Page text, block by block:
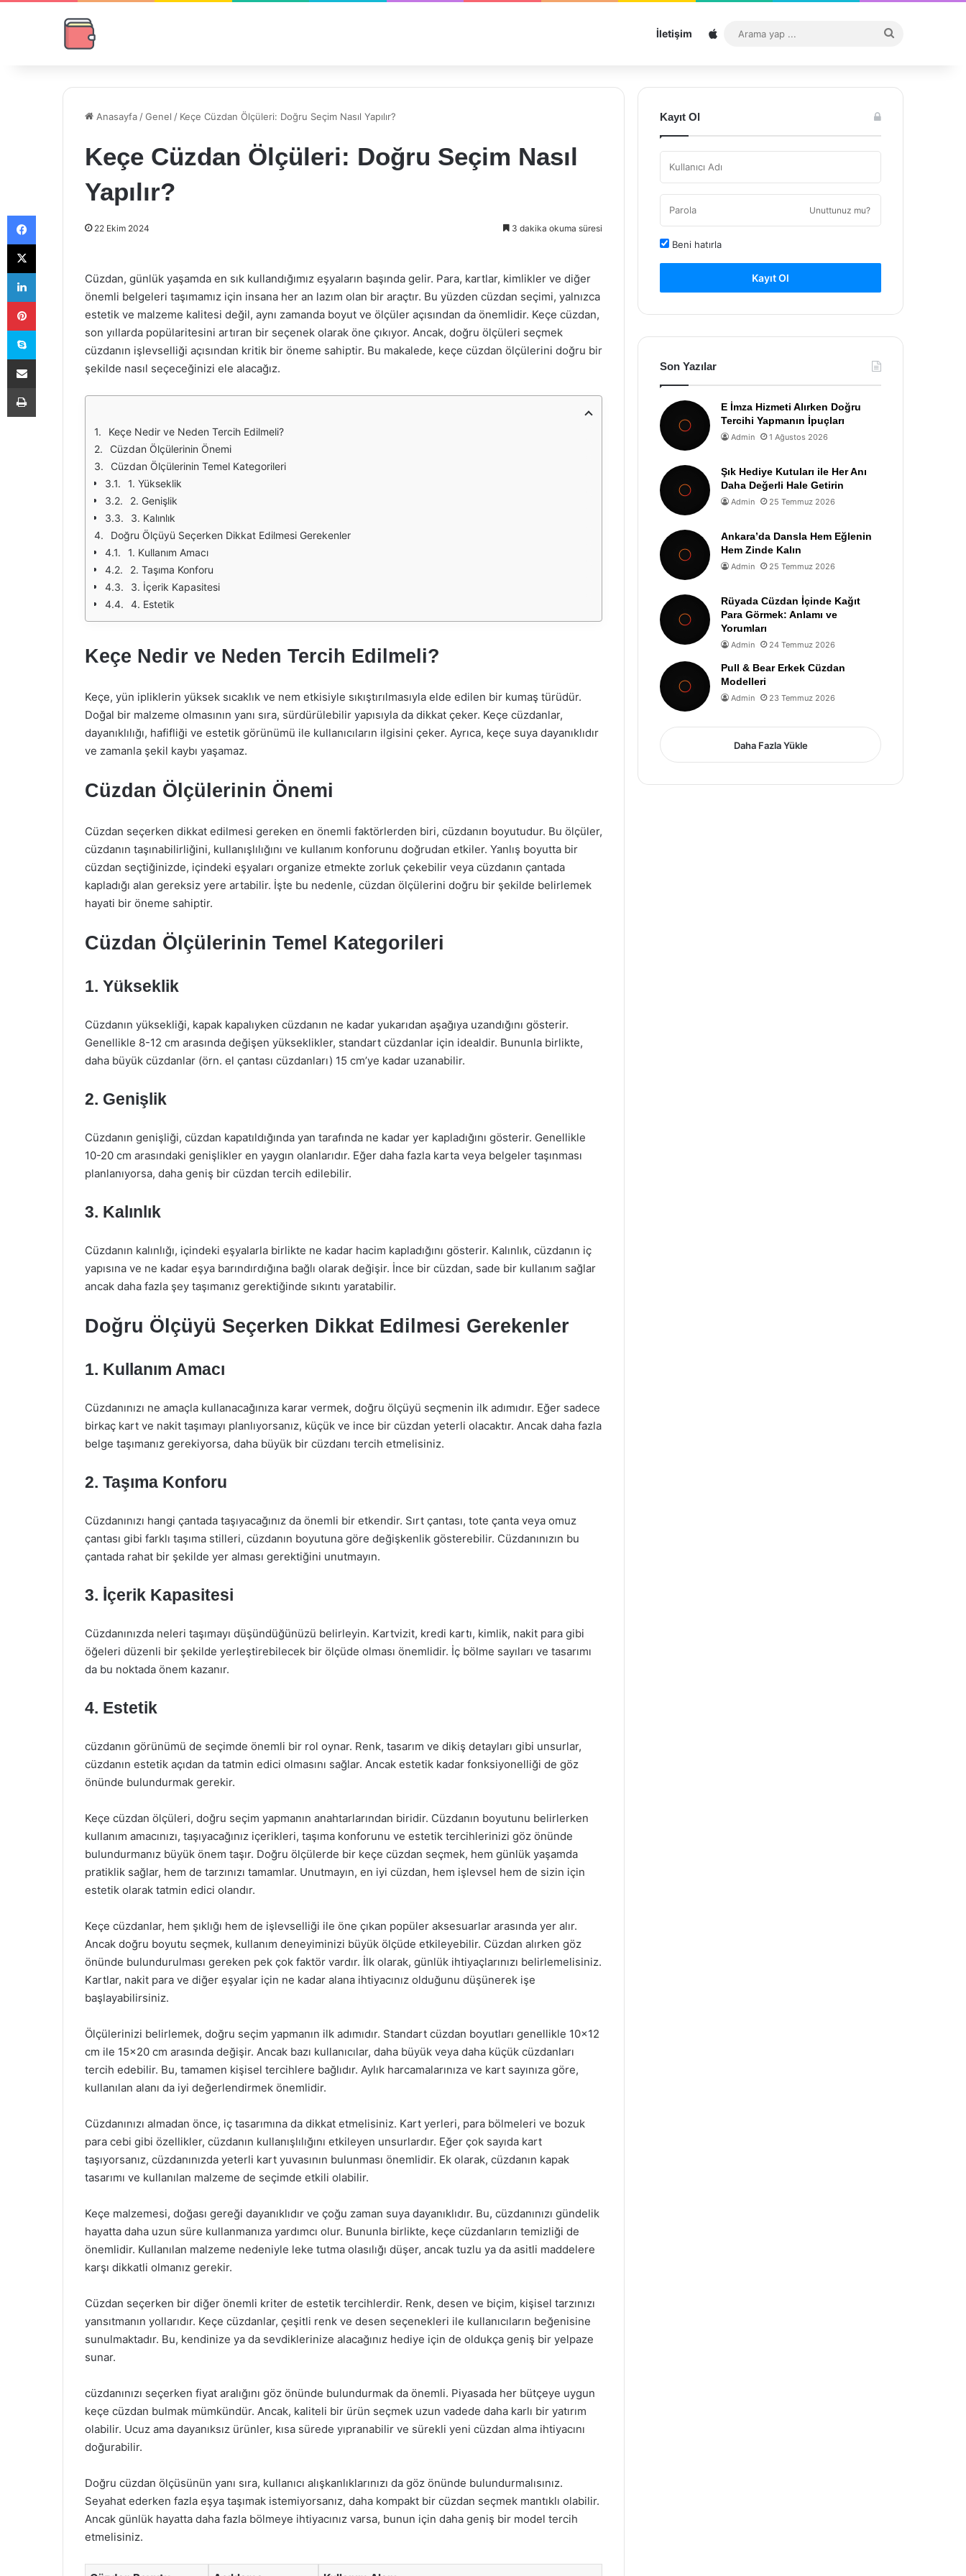
İletişim Sitemap
...
Anasayfa /Genel / Keçe Cüzdan Ölçüleri: Doğru Seçim Nasıl Yapılır?
Keçe Cüzdan Ölçüleri: Doğru Seçim Nasıl
Yapılır?
22 Ekim 2024 3 dakika okuma süresi
Cüzdan, günlük yaşamda en sık kullandığımız eşyaların başında gelir. Para, kartlar, kimlikler ve diğer
önemli belgeleri taşımamız için insana her an lazım olan bir araçtır. Bu yüzden cüzdan seçimi, yalnızca
estetik ve malzeme kalitesi değil, aynı zamanda boyut ve ölçüler açısından da önemlidir. Keçe cüzdan,
son yıllarda popülaritesini artıran bir seçenek olarak öne çıkıyor. Ancak, doğru ölçüleri seçmek
cüzdanın işlevselliği açısından kritik bir öneme sahiptir. Bu makalede, keçe cüzdan ölçülerini doğru bir
şekilde nasıl seçeceğinizi ele alacağız.
Keçe Nedir ve Neden Tercih Edilmeli?
Cüzdan Ölçülerinin Önemi
Cüzdan Ölçülerinin Temel Kategorileri
1. Yükseklik
2. Genişlik
3. Kalınlık
Doğru Ölçüyü Seçerken Dikkat Edilmesi Gerekenler
1. Kullanım Amacı
2. Taşıma Konforu
3. İçerik Kapasitesi
4. Estetik
Keçe Nedir ve Neden Tercih Edilmeli?
Keçe, yün ipliklerin yüksek sıcaklık ve nem etkisiyle sıkıştırılmasıyla elde edilen bir kumaş türüdür.
Doğal bir malzeme olmasının yanı sıra, sürdürülebilir yapısıyla da dikkat çeker. Keçe cüzdanlar,
dayanıklılığı, hafifliği ve estetik görünümü ile kullanıcıların ilgisini çeker. Ayrıca, keçe suya dayanıklıdır
ve zamanla şekil kaybı yaşamaz.
Cüzdan Ölçülerinin Önemi
Cüzdan seçerken dikkat edilmesi gereken en önemli faktörlerden biri, cüzdanın boyutudur. Bu ölçüler,
cüzdanın taşınabilirliğini, kullanışlılığını ve kullanım konforunu doğrudan etkiler. Yanlış boyutta bir
cüzdan seçtiğinizde, içindeki eşyaları organize etmekte zorluk çekebilir veya cüzdanın çantada
kapladığı alan gereksiz yere artabilir. İşte bu nedenle, cüzdan ölçülerini doğru bir şekilde belirlemek
hayati bir öneme sahiptir.
Cüzdan Ölçülerinin Temel Kategorileri
1. Yükseklik
Cüzdanın yüksekliği, kapak kapalıyken cüzdanın ne kadar yukarıdan aşağıya uzandığını gösterir.
Genellikle 8-12 cm arasında değişen yükseklikler, standart cüzdanlar için idealdir. Bununla birlikte,
daha büyük cüzdanlar (örn. el çantası cüzdanları) 15 cm’ye kadar uzanabilir.
2. Genişlik
Cüzdanın genişliği, cüzdan kapatıldığında yan tarafında ne kadar yer kapladığını gösterir. Genellikle
10-20 cm arasındaki genişlikler en yaygın olanlarıdır. Eğer daha fazla karta veya belgeler taşınması
planlanıyorsa, daha geniş bir cüzdan tercih edilebilir.
3. Kalınlık
Cüzdanın kalınlığı, içindeki eşyalarla birlikte ne kadar hacim kapladığını gösterir. Kalınlık, cüzdanın iç
yapısına ve ne kadar eşya barındırdığına bağlı olarak değişir. İnce bir cüzdan, sade bir kullanım sağlar
ancak daha fazla şey taşımanız gerektiğinde sıkıntı yaratabilir.
Doğru Ölçüyü Seçerken Dikkat Edilmesi Gerekenler
1. Kullanım Amacı
Cüzdanınızı ne amaçla kullanacağınıza karar vermek, doğru ölçüyü seçmenin ilk adımıdır. Eğer sadece
birkaç kart ve nakit taşımayı planlıyorsanız, küçük ve ince bir cüzdan yeterli olacaktır. Ancak daha fazla
belge taşımanız gerekiyorsa, daha büyük bir cüzdanı tercih etmelisiniz.
2. Taşıma Konforu
Cüzdanınızı hangi çantada taşıyacağınız da önemli bir etkendir. Sırt çantası, tote çanta veya omuz
çantası gibi farklı taşıma stilleri, cüzdanın boyutuna göre değişkenlik gösterebilir. Cüzdanınızın bu
çantada rahat bir şekilde yer alması gerektiğini unutmayın.
3. İçerik Kapasitesi
Cüzdanınızda neleri taşımayı düşündüğünüzü belirleyin. Kartvizit, kredi kartı, kimlik, nakit para gibi
öğeleri düzenli bir şekilde yerleştirebilecek bir ölçüde olması önemlidir. İç bölme sayıları ve tasarımı
da bu noktada önem kazanır.
4. Estetik
cüzdanın görünümü de seçimde önemli bir rol oynar. Renk, tasarım ve dikiş detayları gibi unsurlar,
cüzdanın estetik açıdan da tatmin edici olmasını sağlar. Ancak estetik kadar fonksiyonelliği de göz
önünde bulundurmak gerekir.
Keçe cüzdan ölçüleri, doğru seçim yapmanın anahtarlarından biridir. Cüzdanın boyutunu belirlerken
kullanım amacınızı, taşıyacağınız içerikleri, taşıma konforunu ve estetik tercihlerinizi göz önünde
bulundurmanız büyük önem taşır. Doğru ölçülerde bir keçe cüzdan seçmek, hem günlük yaşamda
pratiklik sağlar, hem de tarzınızı tamamlar. Unutmayın, en iyi cüzdan, hem işlevsel hem de sizin için
estetik olarak tatmin edici olandır.
Keçe cüzdanlar, hem şıklığı hem de işlevselliği ile öne çıkan popüler aksesuarlar arasında yer alır.
Ancak doğru boyutu seçmek, kullanım deneyiminizi büyük ölçüde etkileyebilir. Cüzdan alırken göz
önünde bulundurulması gereken pek çok faktör vardır. İlk olarak, günlük ihtiyaçlarınızı belirlemelisiniz.
Kartlar, nakit para ve diğer eşyalar için ne kadar alana ihtiyacınız olduğunu düşünerek işe
başlayabilirsiniz.
Ölçülerinizi belirlemek, doğru seçim yapmanın ilk adımıdır. Standart cüzdan boyutları genellikle 10×12
cm ile 15×20 cm arasında değişir. Ancak bazı kullanıcılar, daha büyük veya daha küçük cüzdanları
tercih edebilir. Bu, tamamen kişisel tercihlere bağlıdır. Aylık harcamalarınıza ve kart sayınıza göre,
kullanılan alanı da iyi değerlendirmek önemlidir.
Cüzdanınızı almadan önce, iç tasarımına da dikkat etmelisiniz. Kart yerleri, para bölmeleri ve bozuk
para cebi gibi özellikler, cüzdanın kullanışlılığını etkileyen unsurlardır. Eğer çok sayıda kart
taşıyorsanız, cüzdanınızda yeterli kart yuvasının bulunması önemlidir. Ek olarak, cüzdanın kapak
tasarımı ve kullanılan malzeme de seçimde etkili olabilir.
Keçe malzemesi, doğası gereği dayanıklıdır ve çoğu zaman suya dayanıklıdır. Bu, cüzdanınızı gündelik
hayatta daha uzun süre kullanmanıza yardımcı olur. Bununla birlikte, keçe cüzdanların temizliği de
önemlidir. Kullanılan malzeme nedeniyle leke tutma olasılığı düşer, ancak tuzlu ya da asitli maddelere
karşı dikkatli olmanız gerekir.
Cüzdan seçerken bir diğer önemli kriter de estetik tercihlerdir. Renk, desen ve biçim, kişisel tarzınızı
yansıtmanın yollarıdır. Keçe cüzdanlar, çeşitli renk ve desen seçenekleri ile kullanıcıların beğenisine
sunulmaktadır. Bu, kendinize ya da sevdiklerinize alacağınız hediye için de oldukça geniş bir yelpaze
sunar.
cüzdanınızı seçerken fiyat aralığını göz önünde bulundurmak da önemli. Piyasada her bütçeye uygun
keçe cüzdan bulmak mümkündür. Ancak, kaliteli bir ürün seçmek uzun vadede daha karlı bir yatırım
olabilir. Ucuz ama dayanıksız ürünler, kısa sürede yıpranabilir ve sürekli yeni cüzdan alma ihtiyacını
doğurabilir.
Doğru cüzdan ölçüsünün yanı sıra, kullanıcı alışkanlıklarınızı da göz önünde bulundurmalısınız.
Seyahat ederken fazla eşya taşımak istemiyorsanız, daha kompakt bir cüzdan seçmek mantıklı olabilir.
Ancak günlük hayatta daha fazla bölmeye ihtiyacınız varsa, bunun için daha geniş bir model tercih
etmelisiniz.
Kayıt Ol
Unuttunuz mu?
Beni hatırla
Kayıt Ol
Son Yazılar
E İmza Hizmeti Alırken Doğru
Tercihi Yapmanın İpuçları
Admin 1 Ağustos 2026
Şık Hediye Kutuları ile Her Anı
Daha Değerli Hale Getirin
Admin 25 Temmuz 2026
Ankara’da Dansla Hem Eğlenin
Hem Zinde Kalın
Admin 25 Temmuz 2026
Rüyada Cüzdan İçinde Kağıt
Para Görmek: Anlamı ve
Yorumları
Admin 24 Temmuz 2026
Pull & Bear Erkek Cüzdan
Modelleri
Admin 23 Temmuz 2026
Daha Fazla Yükle
Facebook
X
LinkedIn
Pinterest
Skype
E-Posta ile paylaş